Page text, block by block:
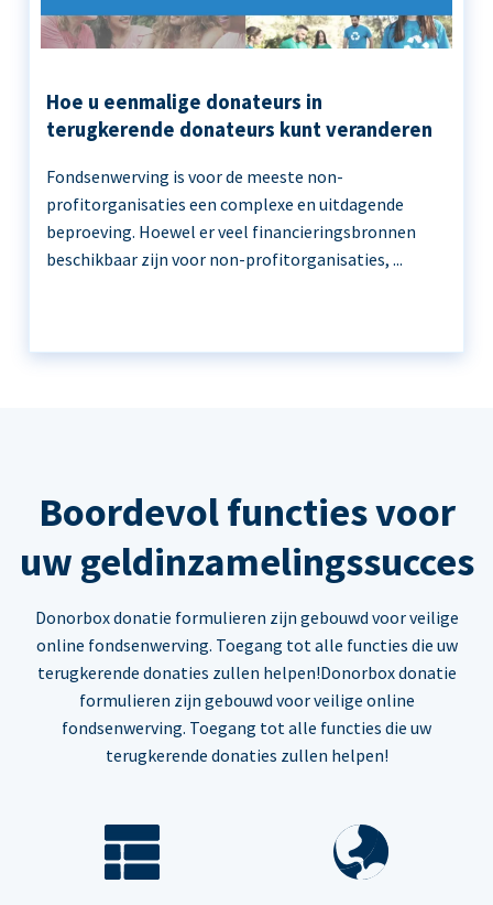
Hoe u eenmalige donateurs in
terugkerende donateurs kunt veranderen
Fondsenwerving is voor de meeste non-
profitorganisaties een complexe en uitdagende
beproeving. Hoewel er veel financieringsbronnen
beschikbaar zijn voor non-profitorganisaties, ...
Boordevol functies voor
uw geldinzamelingssucces
Donorbox donatie formulieren zijn gebouwd voor veilige
online fondsenwerving. Toegang tot alle functies die uw
terugkerende donaties zullen helpen!Donorbox donatie
formulieren zijn gebouwd voor veilige online
fondsenwerving. Toegang tot alle functies die uw
terugkerende donaties zullen helpen!